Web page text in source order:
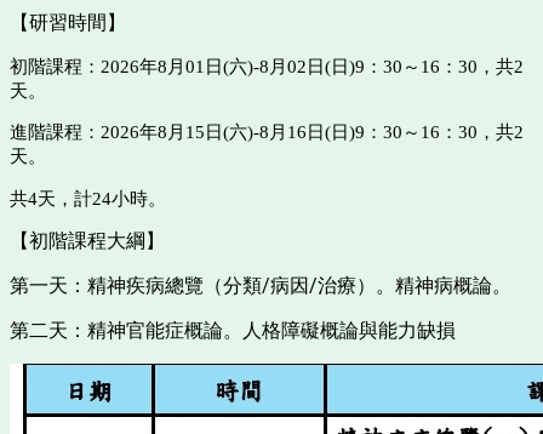
【研習時間】
初階課程：2026年8月01日(六)-8月02日(日)9：30～16：30，共2
天。
進階課程：2026年8月15日(六)-8月16日(日)9：30～16：30，共2
天。
共4天，計24小時。
【初階課程大綱】
第一天：精神疾病總覽（分類/病因/治療）。 精神病概論。
第二天：精神官能症概論。
人格障礙概論與能力缺損